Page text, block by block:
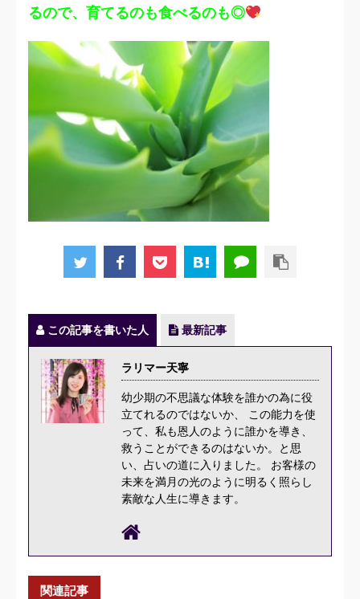
るので、育てるのも食べるのも◎
この記事を書いた人 最新記事
ラリマー天寧
幼少期の不思議な体験を誰かの為に役
立てれるのではないか、 この能力を使
って、私も恩人のように誰かを導き、
救うことができるのはないか。と思
い、占いの道に入りました。 お客様の
未来を満月の光のように明るく照らし
素敵な人生に導きます。
関連記事